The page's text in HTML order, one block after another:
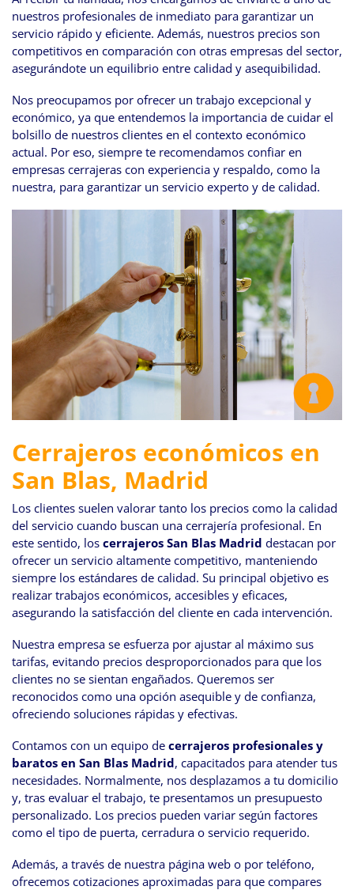
nuestros profesionales de inmediato para garantizar un
servicio rápido y eficiente. Además, nuestros precios son
competitivos en comparación con otras empresas del sector,
asegurándote un equilibrio entre calidad y asequibilidad.
Nos preocupamos por ofrecer un trabajo excepcional y
económico, ya que entendemos la importancia de cuidar el
bolsillo de nuestros clientes en el contexto económico
actual. Por eso, siempre te recomendamos confiar en
empresas cerrajeras con experiencia y respaldo, como la
nuestra, para garantizar un servicio experto y de calidad.
Cerrajeros económicos en
San Blas, Madrid
Los clientes suelen valorar tanto los precios como la calidad
del servicio cuando buscan una cerrajería profesional. En
este sentido, los cerrajeros San Blas Madrid destacan por
ofrecer un servicio altamente competitivo, manteniendo
siempre los estándares de calidad. Su principal objetivo es
realizar trabajos económicos, accesibles y eficaces,
asegurando la satisfacción del cliente en cada intervención.
Nuestra empresa se esfuerza por ajustar al máximo sus
tarifas, evitando precios desproporcionados para que los
clientes no se sientan engañados. Queremos ser
reconocidos como una opción asequible y de confianza,
ofreciendo soluciones rápidas y efectivas.
Contamos con un equipo de cerrajeros profesionales y
baratos en San Blas Madrid, capacitados para atender tus
necesidades. Normalmente, nos desplazamos a tu domicilio
y, tras evaluar el trabajo, te presentamos un presupuesto
personalizado. Los precios pueden variar según factores
como el tipo de puerta, cerradura o servicio requerido.
Además, a través de nuestra página web o por teléfono,
ofrecemos cotizaciones aproximadas para que compares